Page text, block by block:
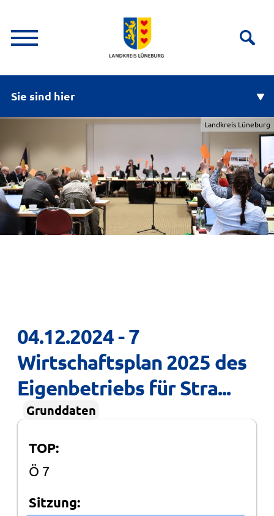
Sie sind hier
Landkreis Lüneburg
04.12.2024 - 7
Wirtschaftsplan 2025 des
Eigenbetriebs für Stra...
Grunddaten
TOP:
Ö 7
Sitzung: